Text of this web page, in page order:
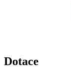
Dotace